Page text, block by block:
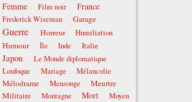
Femme Film noir France
Frederick Wiseman Garage
Guerre Horreur Humiliation
Humour Île Inde Italie
Japon
Le Monde diplomatique
Loufoque
Mariage Mélancolie
Mélodrame Mensonge
Meurtre
Militaire
Montagne Mort
Moyen